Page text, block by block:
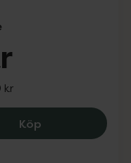
kr
KöpBioSalma